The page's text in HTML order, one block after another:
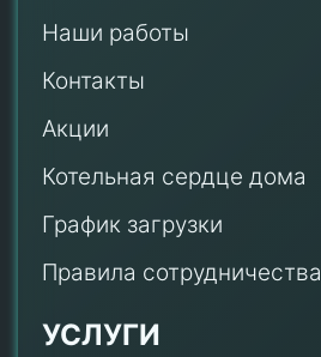
Наши работы
Контакты
Акции
Котельная сердце дома
График загрузки
Правила сотрудничества
УСЛУГИ